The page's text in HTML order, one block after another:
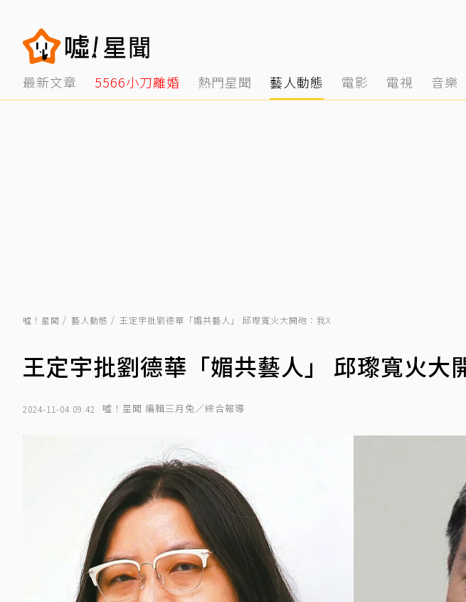
最新文章 5566小刀離婚 熱門星聞 藝人動態 電影 電視 音樂
噓！星聞 藝人動態 王定宇批劉德華「媚共藝人」 邱瓈寬火大開砲：我X
王定宇批劉德華「媚共藝人」 邱瓈寬火大
2024-11-04 09:42 噓！星聞 編輯三月兔／綜合報導